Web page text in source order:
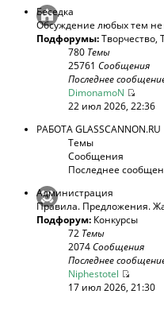
Беседка
Обсуждение любых тем
Подфорумы:Творчество,
780 Темы
25761 Сообщения
Последнее
DimonamoN
22 июл 2026, 22:36
РАБОТА GLASSCANNON.RU
Темы
Сообщения
Последнее
Администрация
Правила. Предложения.
Подфорум: Конкурсы
72 Темы
2074Сообщения
Последнее
Niphestotel
17 июл 2026, 21:30